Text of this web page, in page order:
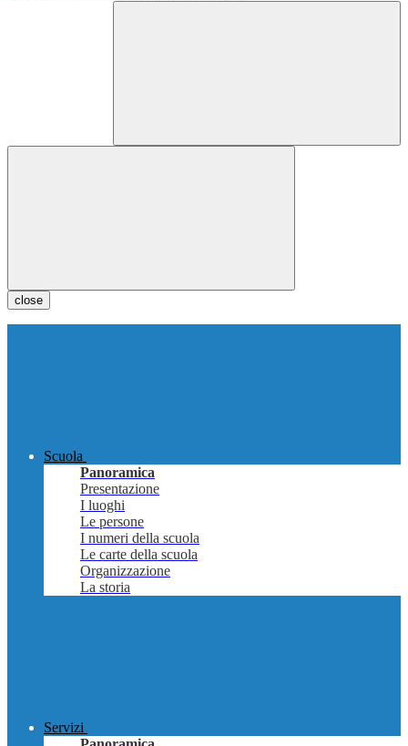
close
Scuola
Panoramica
Presentazione
I luoghi
Le persone
I numeri della scuola
Le carte della scuola
Organizzazione
La storia
Servizi